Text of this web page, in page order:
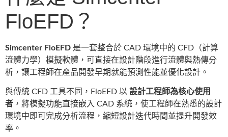
FloEFD？
Simcenter FloEFD 是一套整合於 CAD 環境中的 CFD（計算
流體力學）模擬軟體，可直接在設計階段進行流體與熱傳分
析，讓工程師在產品開發早期就能預測性能並優化設計。
與傳統 CFD 工具不同，FloEFD 以 設計工程師為核心使用
者 ，將模擬功能直接嵌入 CAD 系統，使工程師在熟悉的設計
環境中即可完成分析流程，縮短設計迭代時間並提升開發效
率。